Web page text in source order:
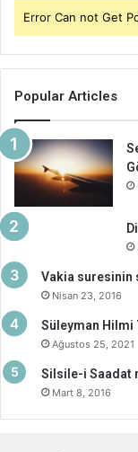
Error Can not Get
Popular Articles
Vakia suresinin
Nisan 23, 2016
Süleyman Hilmi
Ağustos 25, 2021
Silsile-i Saadat
Mart 8, 2016